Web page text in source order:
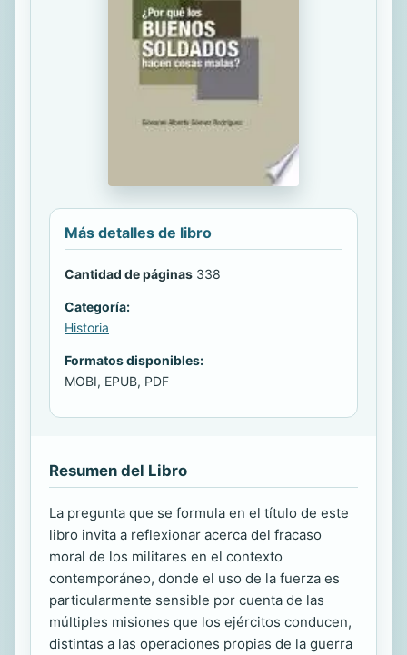
Más detalles de libro
Cantidad de páginas 338
Categoría:
Historia
Formatos disponibles:
MOBI, EPUB, PDF
Resumen del Libro
La pregunta que se formula en el título de este
libro invita a reflexionar acerca del fracaso
moral de los militares en el contexto
contemporáneo, donde el uso de la fuerza es
particularmente sensible por cuenta de las
múltiples misiones que los ejércitos conducen,
distintas a las operaciones propias de la guerra